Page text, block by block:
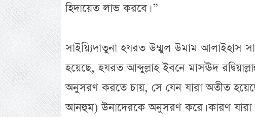
হিদায়েত লাভ করবে। ”
সাইয়্যিদাতুনা হযরত উম্মুল উমাম আলাইহাস
হয়েছে, হযরত আব্দুল্লাহ ইবনে মাসঊদ
অনুসরণ করতে চায়, সে যেন যারা অতীত
আনহুম) উনাদেরকে অনুসরণ করে। কারণ যারা